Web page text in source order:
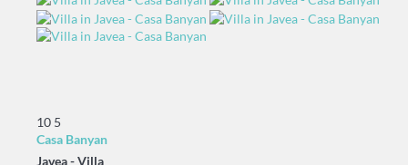
10 5
Casa Banyan
Javea -Villa